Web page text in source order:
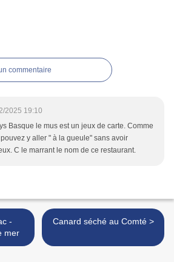
commentaire
2025 19:10
Basque le mus est un jeux de carte. Comme
y aller " à la gueule" sans avoir
C le marrant le nom de ce restaurant.
mer
Canard séché au Comté >